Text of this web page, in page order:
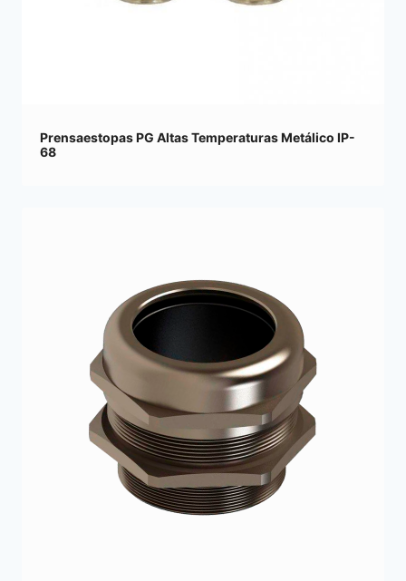
Prensaestopas PG Altas Temperaturas Metálico IP-
68